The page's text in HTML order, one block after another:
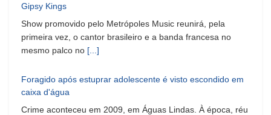
Gipsy Kings
Show promovido pelo Metrópoles Music reunirá, pela
primeira vez, o cantor brasileiro e a banda francesa no
mesmo palco no [...]
Foragido após estuprar adolescente é visto escondido em
caixa d'água
Crime aconteceu em 2009, em Águas Lindas. À época, réu